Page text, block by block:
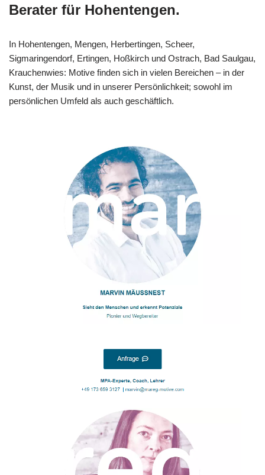
Berater für Hohentengen.
In Hohentengen, Mengen, Herbertingen, Scheer,
Sigmaringendorf, Ertingen, Hoßkirch und Ostrach, Bad Saulgau,
Krauchenwies: Motive finden sich in vielen Bereichen – in der
Kunst, der Musik und in unserer Persönlichkeit; sowohl im
persönlichen Umfeld als auch geschäftlich.